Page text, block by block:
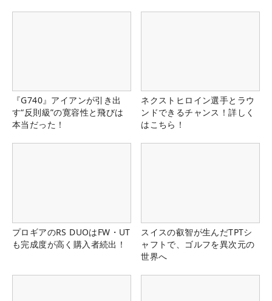
『G740』アイアンが引き出
す“反則級”の寛容性と飛びは
本当だった！
ネクストヒロイン選手とラウ
ンドできるチャンス！詳しく
はこちら！
プロギアのRS DUOはFW・UT
も完成度が高く購入者続出！
スイスの叡智が生んだTPTシ
ャフトで、ゴルフを異次元の
世界へ